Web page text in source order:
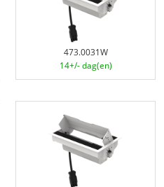
473.0031W
14+/- dag(en)